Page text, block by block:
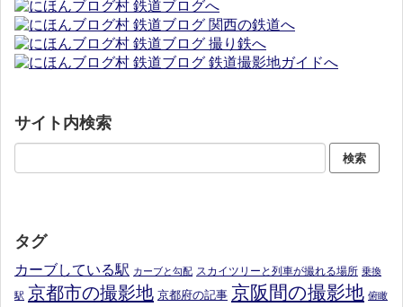
サイト内検索
タグ
カーブしている駅 カーブと勾配 スカイツリーと列車が撮れる場所 乗換
駅 京都市の撮影地 京都府の記事 京阪間の撮影地 俯瞰